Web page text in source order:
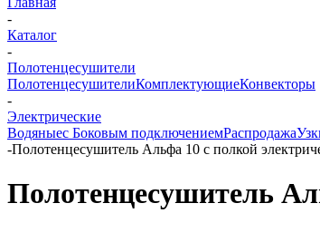
-
Каталог
-
Полотенцесушители
ПолотенцесушителиКомплектующиеКонвекторы
-
Электрические
Водяныес Боковым подключениемРаспродажа
-Полотенцесушитель Альфа 10 с полкой
Полотенцесушитель